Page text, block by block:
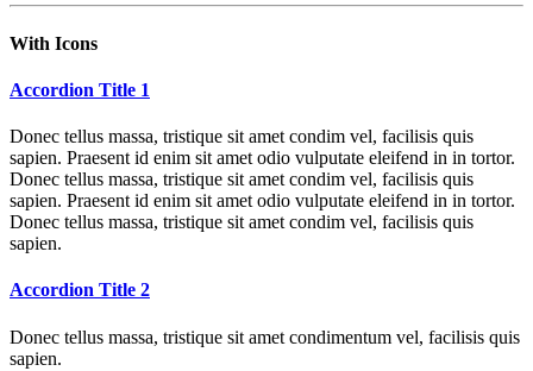
With Icons
Accordion Title 1
Donec tellus massa, tristique sit amet condim vel, facilisis quis
sapien. Praesent id enim sit amet odio vulputate eleifend in in tortor.
Donec tellus massa, tristique sit amet condim vel, facilisis quis
sapien. Praesent id enim sit amet odio vulputate eleifend in in tortor.
Donec tellus massa, tristique sit amet condim vel, facilisis quis
sapien.
Accordion Title 2
Donec tellus massa, tristique sit amet condimentum vel, facilisis quis
sapien.